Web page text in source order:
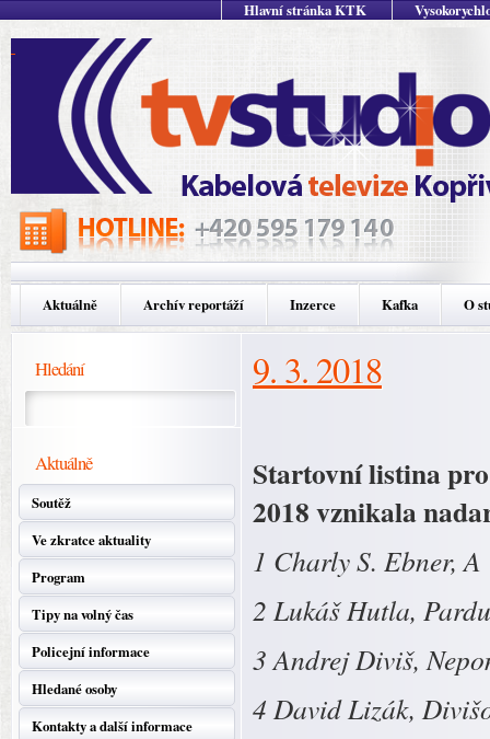
Hlavní stránka KTK
Aktuálně Archív reportáží Inzerce Kafka O
Hledání
Aktuálně
Soutěž
Ve zkratce aktuality
Program
Tipy na volný čas
Policejní informace
Hledané osoby
Kontakty a další informace
9. 3. 2018
Startovní listina
2018 vznikala
1 Charly S. Ebner, A
2 Lukáš Hutla,
3 Andrej Diviš,
4 David Lizák,